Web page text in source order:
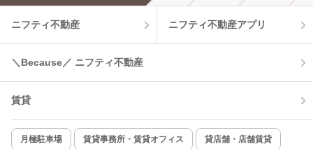
温水洗浄便座 オートロック
コンロ2口以上
新着のみ インターネット無料
ニフティ不動産 ニフティ不動産アプリ
＼Because／ ニフティ不動産
賃貸
月極駐車場 賃貸事務所・賃貸オフィス 貸店舗・店舗賃貸